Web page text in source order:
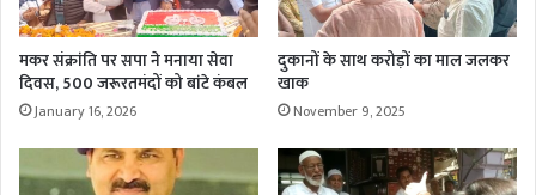
मकर संक्रांति पर सपा ने मनाया सेवा
दिवस, 500 जरूरतमंदों को बांटे कंबल
January 16, 2026
दुकानों के साथ करोड़ों का माल जलकर
खाक
November 9, 2025